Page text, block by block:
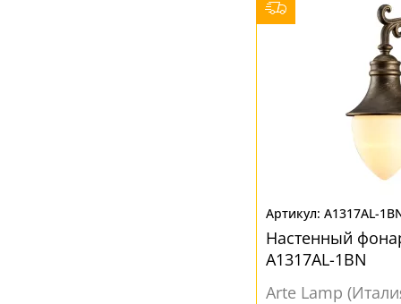
A1317AL-
Настенный
A1317AL-1BN
Arte Lamp